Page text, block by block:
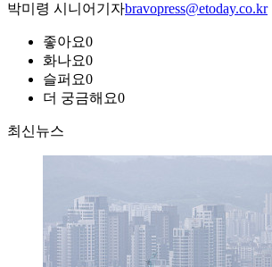
박미령 시니어기자bravopress@etoday.co.kr
좋아요0
화나요0
슬퍼요0
더 궁금해요0
최신뉴스